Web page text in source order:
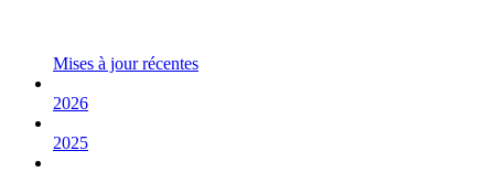
Mises à jour récentes
2026
2025